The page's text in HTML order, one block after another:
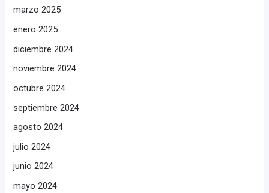
marzo 2025
enero 2025
diciembre 2024
noviembre 2024
octubre 2024
septiembre 2024
agosto 2024
julio 2024
junio 2024
mayo 2024